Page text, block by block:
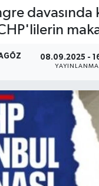
davasında
08.09.2025 -
YAYINLANMA